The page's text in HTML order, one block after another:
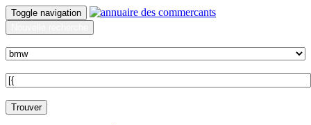
Toggle navigation
Trouver